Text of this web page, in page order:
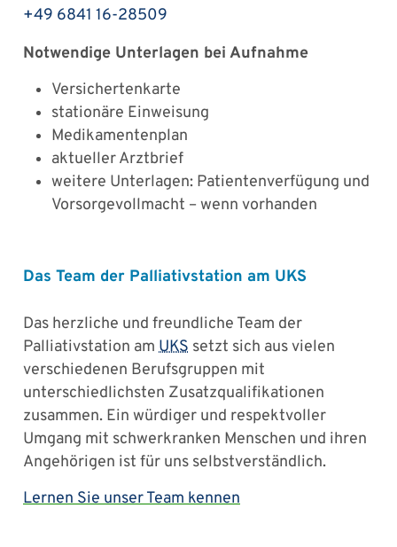
+49 6841 16-28509
Notwendige Unterlagen bei Aufnahme
Versichertenkarte
stationäre Einweisung
Medikamentenplan
aktueller Arztbrief
weitere Unterlagen: Patientenverfügung und
Vorsorgevollmacht – wenn vorhanden
Das Team der Palliativstation am UKS
Das herzliche und freundliche Team der
Palliativstation am UKS setzt sich aus vielen
verschiedenen Berufsgruppen mit
unterschiedlichsten Zusatzqualifikationen
zusammen. Ein würdiger und respektvoller
Umgang mit schwerkranken Menschen und ihren
Angehörigen ist für uns selbstverständlich.
Lernen Sie unser Team kennen